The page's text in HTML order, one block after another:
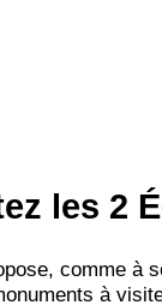
les 2
comme
à